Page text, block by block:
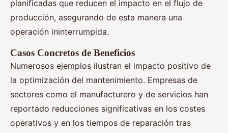
planificadas que reducen el impacto en el flujo de
producción, asegurando de esta manera una
operación ininterrumpida.
Casos Concretos de Beneficios
Numerosos ejemplos ilustran el impacto positivo de
la optimización del mantenimiento. Empresas de
sectores como el manufacturero y de servicios han
reportado reducciones significativas en los costes
operativos y en los tiempos de reparación tras